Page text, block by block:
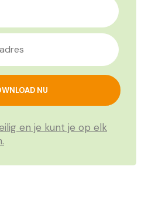
en je kunt je op elk